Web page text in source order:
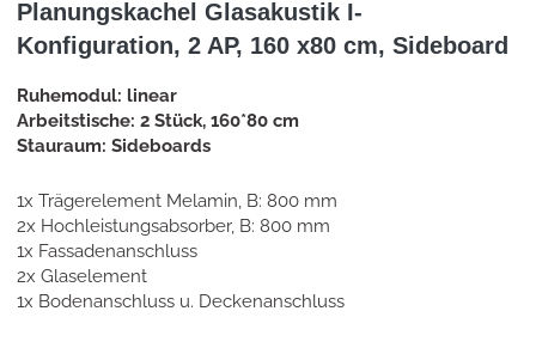
Planungskachel Glasakustik I-
Konfiguration, 2 AP, 160 x80 cm, Sideboard
Ruhemodul: linear
Arbeitstische: 2 Stück, 160*80 cm
Stauraum: Sideboards
1x Trägerelement Melamin, B: 800 mm
2x Hochleistungsabsorber, B: 800 mm
1x Fassadenanschluss
2x Glaselement
1x Bodenanschluss u. Deckenanschluss